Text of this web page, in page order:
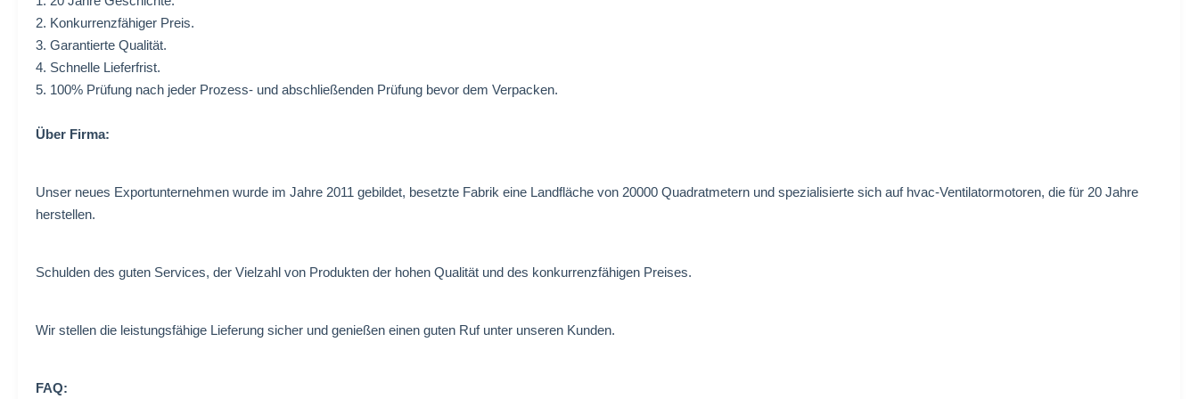
2. Konkurrenzfähiger Preis.
3. Garantierte Qualität.
4. Schnelle Lieferfrist.
5. 100% Prüfung nach jeder Prozess- und abschließenden Prüfung bevor dem Verpacken.
Über Firma:
Unser neues Exportunternehmen wurde im Jahre 2011 gebildet, besetzte Fabrik eine Landfläche von 20000 Quadratmetern und spezialisierte sich auf hvac-Ventilatormotoren, die für 20 Jahre
herstellen.
Schulden des guten Services, der Vielzahl von Produkten der hohen Qualität und des konkurrenzfähigen Preises.
Wir stellen die leistungsfähige Lieferung sicher und genießen einen guten Ruf unter unseren Kunden.
FAQ: